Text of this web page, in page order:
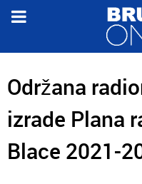
Održana
izrade Plana
Blace 2021-